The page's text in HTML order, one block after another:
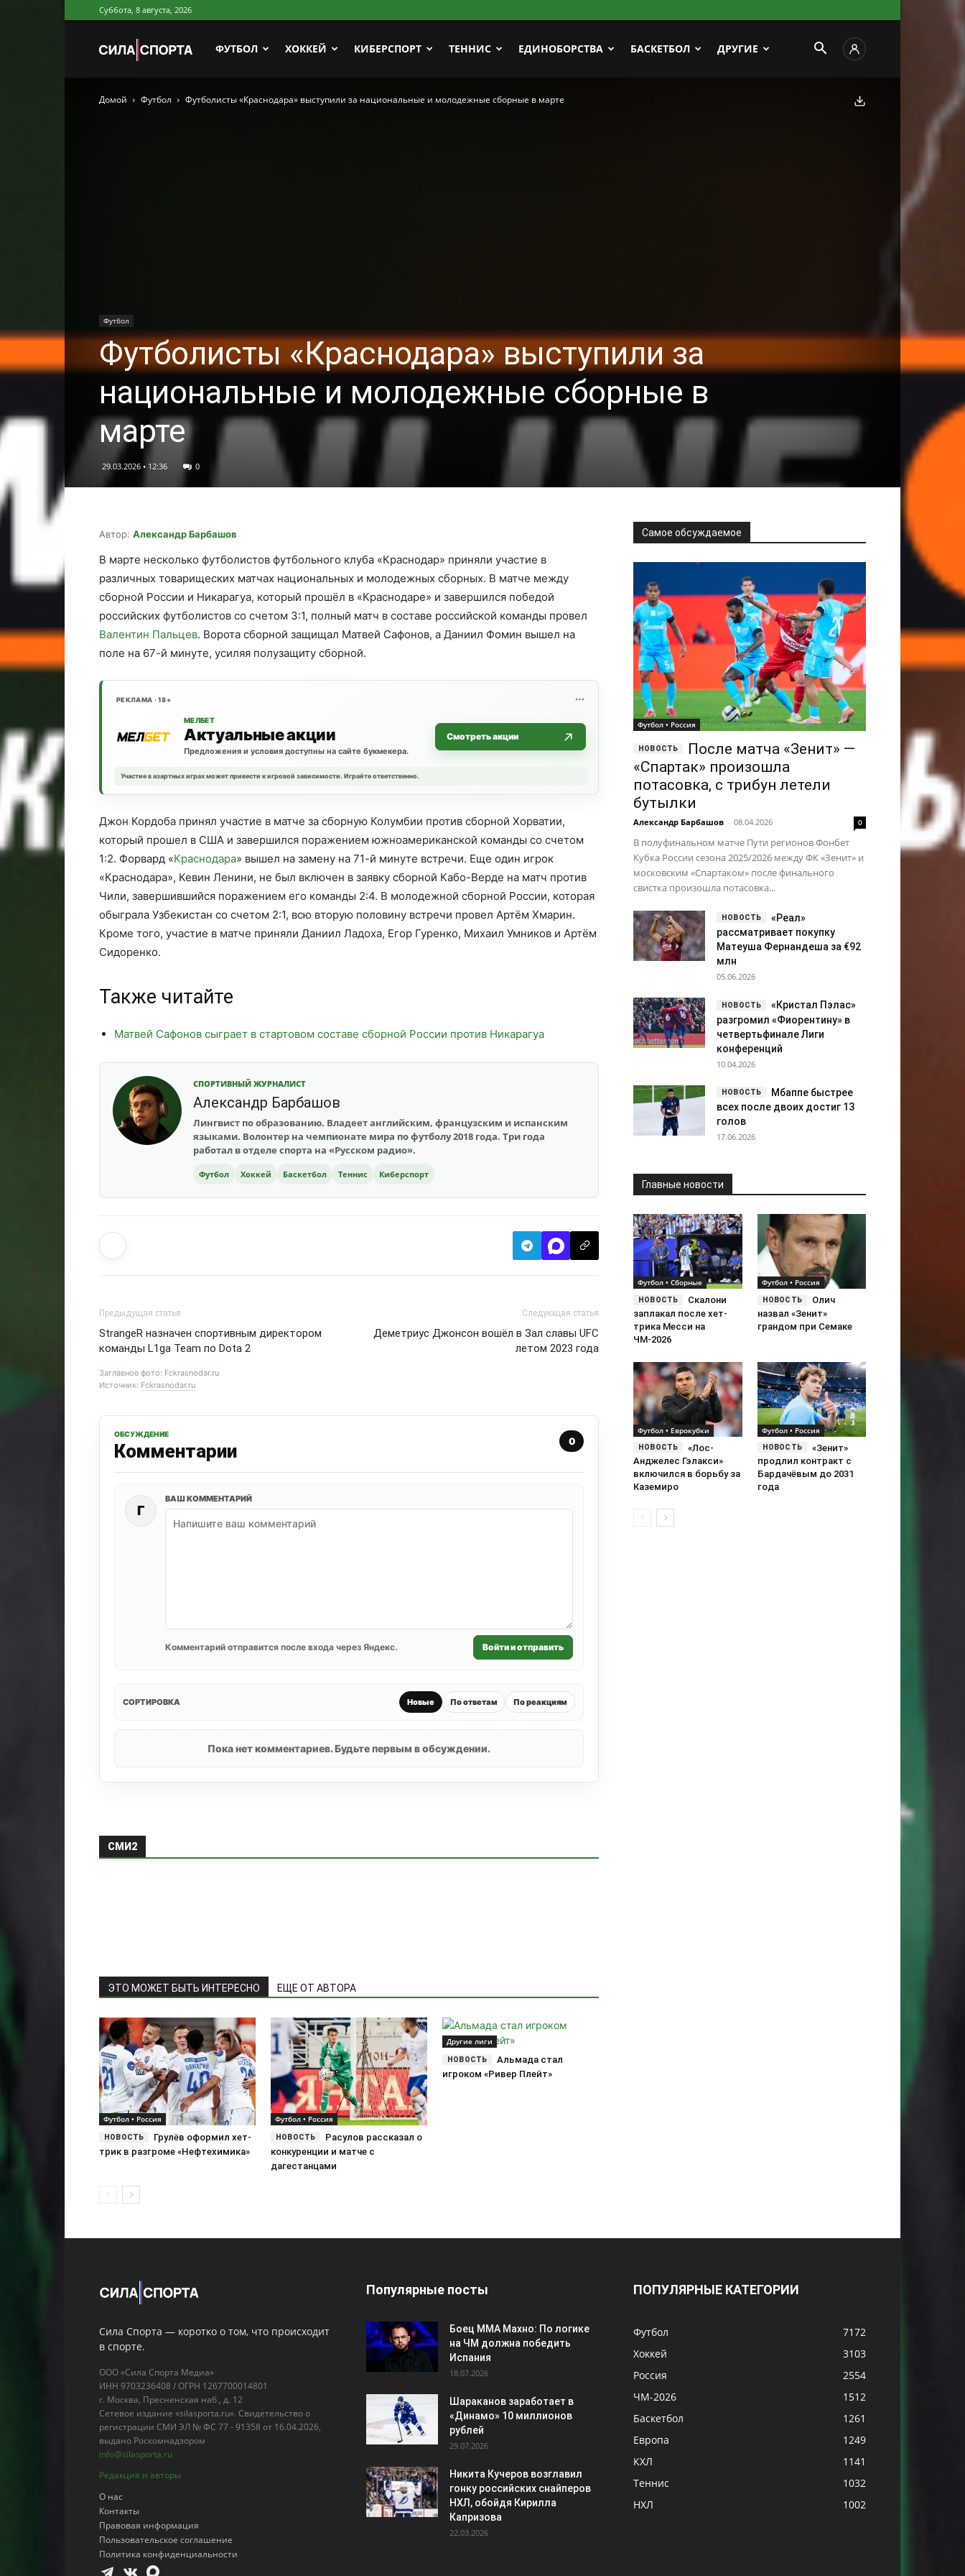
Суббота, 8 августа, 2026
Сила
Спорта
ФУТБОЛ ХОККЕЙ КИБЕРСПОРТ ТЕННИС ЕДИНОБОРСТВА БАСКЕТБОЛ ДРУГИЕ
Домой Футбол Футболисты «Краснодара» выступили за национальные и молодежные сборные в марте
Футбол
Футболисты «Краснодара» выступили за
национальные и молодежные сборные в
марте
29.03.2026 • 12:36 0
Скачать фото
Автор: Александр Барбашов
В марте несколько футболистов футбольного клуба «Краснодар» приняли участие в
различных товарищеских матчах национальных и молодежных сборных. В матче между
сборной России и Никарагуа, который прошёл в «Краснодаре» и завершился победой
российских футболистов со счетом 3:1, полный матч в составе российской команды провел
Валентин Пальцев. Ворота сборной защищал Матвей Сафонов, а Даниил Фомин вышел на
поле на 67-й минуте, усиляя полузащиту сборной.
РЕКЛАМА · 18+
МЕЛБЕТ
Актуальные акции
Предложения и условия доступны на сайте букмекера.
Смотреть акции
Участие в азартных играх может привести к игровой зависимости. Играйте ответственно.
Джон Кордоба принял участие в матче за сборную Колумбии против сборной Хорватии,
который прошел в США и завершился поражением южноамериканской команды со счетом
1:2. Форвард «Краснодара» вышел на замену на 71-й минуте встречи. Еще один игрок
«Краснодара», Кевин Ленини, не был включен в заявку сборной Кабо-Верде на матч против
Чили, завершившийся поражением его команды 2:4. В молодежной сборной России, которая
обыграла Узбекистан со счетом 2:1, всю вторую половину встречи провел Артём Хмарин.
Кроме того, участие в матче приняли Даниил Ладоха, Егор Гуренко, Михаил Умников и Артём
Сидоренко.
Также читайте
Матвей Сафонов сыграет в стартовом составе сборной России против Никарагуа
СПОРТИВНЫЙ ЖУРНАЛИСТ
Александр Барбашов
Лингвист по образованию. Владеет английским, французским и испанским
языками. Волонтер на чемпионате мира по футболу 2018 года. Три года
работал в отделе спорта на «Русском радио».
Футбол Хоккей Баскетбол Теннис Киберспорт
Предыдущая статья
StrangeR назначен спортивным директором
команды L1ga Team по Dota 2
Следующая статья
Деметриус Джонсон вошёл в Зал славы UFC
летом 2023 года
Заглавное фото: Fckrasnodar.ru
Источник: Fckrasnodar.ru
ОБСУЖДЕНИЕ
Комментарии 0
Г
ВАШ КОММЕНТАРИЙ
Комментарий отправится после входа через Яндекс. Войти и отправить
СОРТИРОВКА Новые По ответам По реакциям
Пока нет комментариев. Будьте первым в обсуждении.
СМИ2
ЭТО МОЖЕТ БЫТЬ ИНТЕРЕСНО ЕЩЕ ОТ АВТОРА
Футбол • Россия
Грулёв оформил хет-
трик в разгроме «Нефтехимика»
Футбол • Россия
Расулов рассказал о
конкуренции и матче с
дагестанцами
­Другие лиги
Альмада стал
игроком «Ривер Плейт»
Самое обсуждаемое
Футбол • Россия
После матча «Зенит» —
«Спартак» произошла
потасовка, с трибун летели
бутылки
Александр Барбашов - 08.04.2026 0
В полуфинальном матче Пути регионов Фонбет
Кубка России сезона 2025/2026 между ФК «Зенит» и
московским «Спартаком» после финального
свистка произошла потасовка...
«Реал»
рассматривает покупку
Матеуша Фернандеша за €92
млн
05.06.2026
«Кристал Пэлас»
разгромил «Фиорентину» в
четвертьфинале Лиги
конференций
10.04.2026
Мбаппе быстрее
всех после двоих достиг 13
голов
17.06.2026
Главные новости
Футбол • Сборные
Скалони
заплакал после хет-
трика Месси на
ЧМ-2026
Футбол • Россия
Олич
назвал «Зенит»
грандом при Семаке
Футбол • Еврокубки
«Лос-
Анджелес Гэлакси»
включился в борьбу за
Каземиро
Футбол • Россия
«Зенит»
продлил контракт с
Бардачёвым до 2031
года
Сила Спорта — коротко о том, что происходит
в спорте.
ООО «Сила Спорта Медиа»
ИНН 9703236408 / ОГРН 1267700014801
г. Москва, Пресненская наб., д. 12
Сетевое издание «silasporta.ru». Свидетельство о
регистрации СМИ ЭЛ № ФС 77 - 91358 от 16.04.2026,
выдано Роскомнадзором
info@silasporta.ru
Редакция и авторы
О нас
Контакты
Правовая информация
Пользовательское соглашение
Политика конфиденциальности
Популярные посты
Боец ММА Махно: По логике
на ЧМ должна победить
Испания
18.07.2026
Шараканов заработает в
«Динамо» 10 миллионов
рублей
29.07.2026
Никита Кучеров возглавил
гонку российских снайперов
НХЛ, обойдя Кирилла
Капризова
22.03.2026
ПОПУЛЯРНЫЕ КАТЕГОРИИ
Футбол
7172
Хоккей
3103
Россия
2554
ЧМ-2026
1512
Баскетбол
1261
Европа
1249
КХЛ
1141
Теннис
1032
НХЛ
1002